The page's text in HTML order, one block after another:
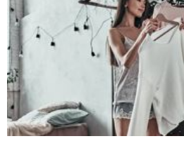
10:02 / 09-
უწყობს
მაინც
კატეგორიის ყველა